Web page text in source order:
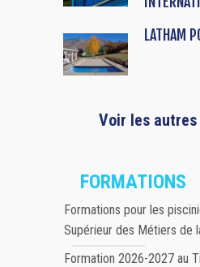
LATHAM
Voir les
FORMATIONS
Formations pour les
Supérieur des Métiers de
Formation 2026-2027 au